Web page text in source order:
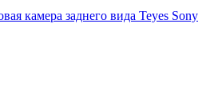
камера заднего вида Teyes Sony